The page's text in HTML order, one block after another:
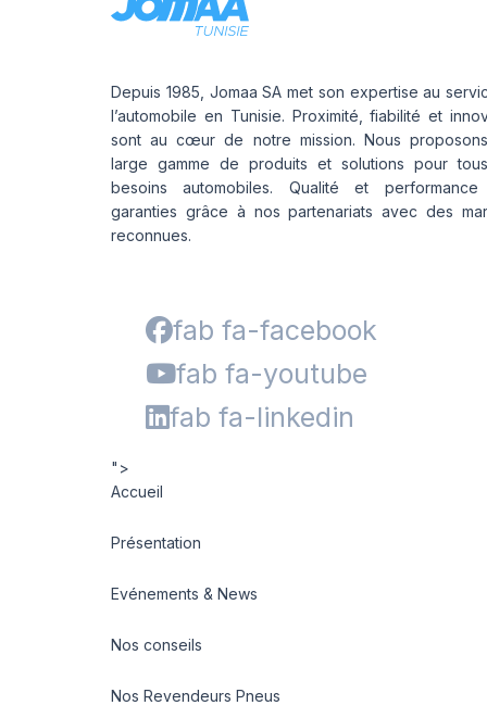
Depuis 1985, Jomaa SA met son expertise au
l’automobile en Tunisie. Proximité, fiabilité et
sont au cœur de notre mission. Nous
large gamme de produits et solutions pour
besoins automobiles. Qualité et performance
garanties grâce à nos partenariats avec des
reconnues.
fab fa-facebook
fab fa-youtube
fab fa-linkedin
">
Accueil
Présentation
Evénements & News
Nos conseils
Nos Revendeurs Pneus